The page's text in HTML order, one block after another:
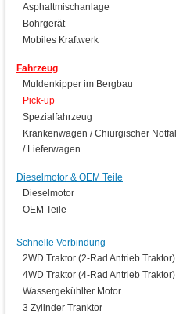
Asphaltmischanlage
Bohrgerät
Mobiles Kraftwerk
Fahrzeug
Muldenkipper im Bergbau
Pick-up
Spezialfahrzeug
Krankenwagen / Chiurgischer Notfall
/ Lieferwagen
Dieselmotor & OEM Teile
Dieselmotor
OEM Teile
Schnelle Verbindung
2WD Traktor (2-Rad Antrieb Traktor)
4WD Traktor (4-Rad Antrieb Traktor)
Wassergekühlter Motor
3 Zylinder Tranktor